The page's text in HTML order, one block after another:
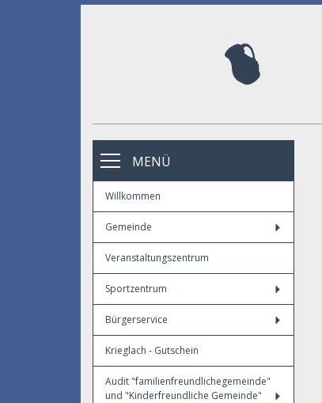
MENÜ
Willkommen
Gemeinde
Veranstaltungszentrum
Sportzentrum
Bürgerservice
Krieglach - Gutschein
Audit "familienfreundlichegemeinde"
und "Kinderfreundliche Gemeinde"